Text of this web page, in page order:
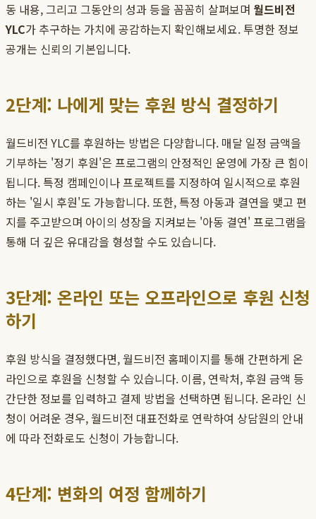
동 내용, 그리고 그동안의 성과 등을 꼼꼼히 살펴보며 월드비전
YLC가 추구하는 가치에 공감하는지 확인해보세요. 투명한 정보
공개는 신뢰의 기본입니다.
2단계: 나에게 맞는 후원 방식 결정하기
월드비전 YLC를 후원하는 방법은 다양합니다. 매달 일정 금액을
기부하는 '정기 후원'은 프로그램의 안정적인 운영에 가장 큰 힘이
됩니다. 특정 캠페인이나 프로젝트를 지정하여 일시적으로 후원
하는 '일시 후원'도 가능합니다. 또한, 특정 아동과 결연을 맺고 편
지를 주고받으며 아이의 성장을 지켜보는 '아동 결연' 프로그램을
통해 더 깊은 유대감을 형성할 수도 있습니다.
3단계: 온라인 또는 오프라인으로 후원 신청
하기
후원 방식을 결정했다면, 월드비전 홈페이지를 통해 간편하게 온
라인으로 후원을 신청할 수 있습니다. 이름, 연락처, 후원 금액 등
간단한 정보를 입력하고 결제 방법을 선택하면 됩니다. 온라인 신
청이 어려운 경우, 월드비전 대표전화로 연락하여 상담원의 안내
에 따라 전화로도 신청이 가능합니다.
4단계: 변화의 여정 함께하기